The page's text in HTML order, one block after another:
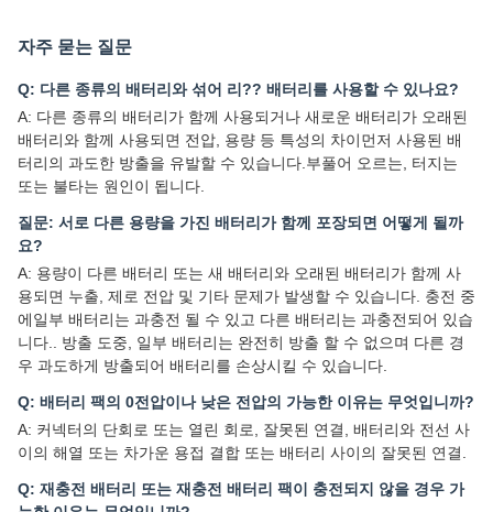
자주 묻는 질문
Q: 다른 종류의 배터리와 섞어 리?? 배터리를 사용할 수 있나요?
A: 다른 종류의 배터리가 함께 사용되거나 새로운 배터리가 오래된
배터리와 함께 사용되면 전압, 용량 등 특성의 차이먼저 사용된 배
터리의 과도한 방출을 유발할 수 있습니다.부풀어 오르는, 터지는
또는 불타는 원인이 됩니다.
질문: 서로 다른 용량을 가진 배터리가 함께 포장되면 어떻게 될까
요?
A: 용량이 다른 배터리 또는 새 배터리와 오래된 배터리가 함께 사
용되면 누출, 제로 전압 및 기타 문제가 발생할 수 있습니다. 충전 중
에일부 배터리는 과충전 될 수 있고 다른 배터리는 과충전되어 있습
니다.. 방출 도중, 일부 배터리는 완전히 방출 할 수 없으며 다른 경
우 과도하게 방출되어 배터리를 손상시킬 수 있습니다.
Q: 배터리 팩의 0전압이나 낮은 전압의 가능한 이유는 무엇입니까?
A: 커넥터의 단회로 또는 열린 회로, 잘못된 연결, 배터리와 전선 사
이의 해열 또는 차가운 용접 결합 또는 배터리 사이의 잘못된 연결.
Q: 재충전 배터리 또는 재충전 배터리 팩이 충전되지 않을 경우 가